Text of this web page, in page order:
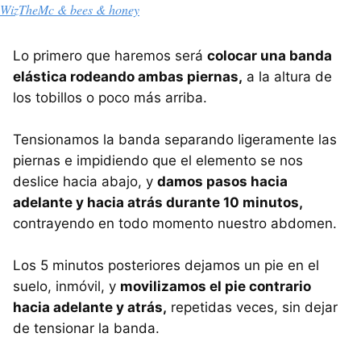
WizTheMc & bees & honey
Lo primero que haremos será colocar una banda
elástica rodeando ambas piernas, a la altura de
los tobillos o poco más arriba.
Tensionamos la banda separando ligeramente las
piernas e impidiendo que el elemento se nos
deslice hacia abajo, y damos pasos hacia
adelante y hacia atrás durante 10 minutos,
contrayendo en todo momento nuestro abdomen.
Los 5 minutos posteriores dejamos un pie en el
suelo, inmóvil, y movilizamos el pie contrario
hacia adelante y atrás, repetidas veces, sin dejar
de tensionar la banda.